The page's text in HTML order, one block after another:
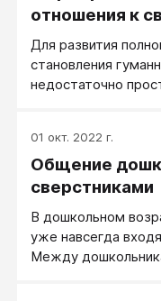
отношения к
Для развития
становления
недостаточно
социальному
01 окт. 2022 г.
Общение
сверстниками
В дошкольном
уже навсегда
Между